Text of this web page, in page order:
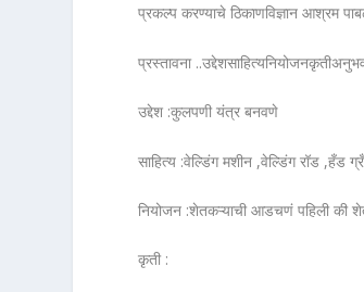
प्रकल्प करण्याचे ठिकाणविज्ञान आश्रम
प्रस्तावना
उद्देश :कुलपणी यंत्र बनवणे
साहित्य :वेल्डिंग मशीन ,वेल्डिंग रॉड
नियोजन :शेतकऱ्याची आडचणं पहिली की
कृती :